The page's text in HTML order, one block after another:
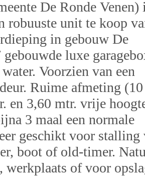
De Ronde Venen)
robuuste unit te koop
in gebouw De
luxe
Voorzien van een
Ruime afmeting (10
en 3,60 mtr. vrije
3 maal een normale
geschikt voor stalling
boot of old-timer.
of voor